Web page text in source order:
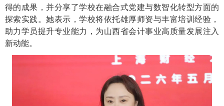
得的成果，并分享了学校在融合式党建与数智化转型方面的
探索实践。她表示，学校将依托雄厚师资与丰富培训经验，
助力学员提升专业能力，为山西省会计事业高质量发展注入
新动能。